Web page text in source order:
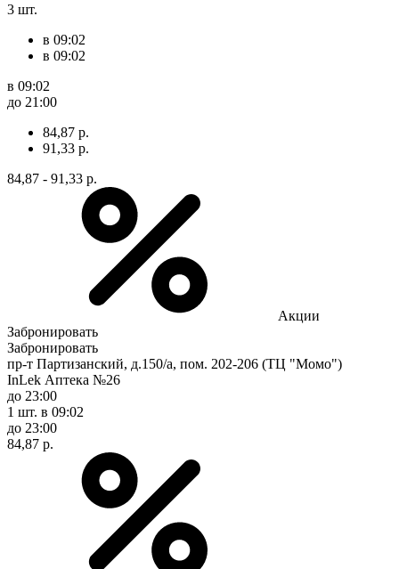
3 шт.
в 09:02
в 09:02
в 09:02
до 21:00
84,87 р.
91,33 р.
84,87 - 91,33 р.
Акции
Забронировать
Забронировать
пр-т Партизанский, д.150/а, пом. 202-206 (ТЦ "Момо")
InLek Аптека №26
до 23:00
1 шт. в 09:02
до 23:00
84,87 р.